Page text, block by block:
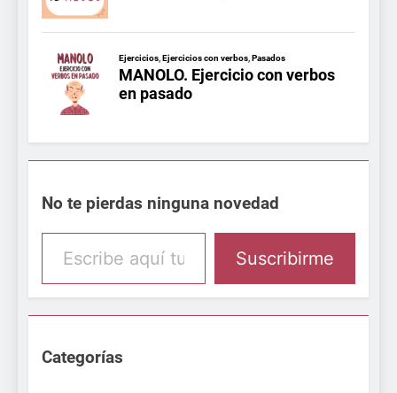
No te pierdas ninguna novedad
Escribe aquí tu email
Suscribirme
Categorías